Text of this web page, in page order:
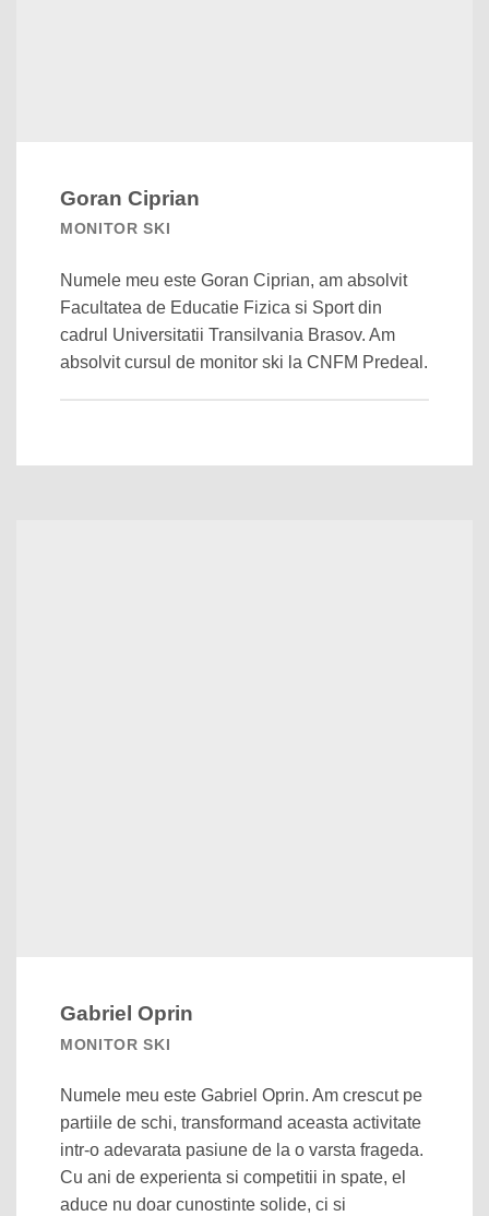
Goran Ciprian
MONITOR SKI
Numele meu este Goran Ciprian, am absolvit
Facultatea de Educatie Fizica si Sport din
cadrul Universitatii Transilvania Brasov. Am
absolvit cursul de monitor ski la CNFM Predeal.
Gabriel Oprin
MONITOR SKI
Numele meu este Gabriel Oprin. Am crescut pe
partiile de schi, transformand aceasta activitate
intr-o adevarata pasiune de la o varsta frageda.
Cu ani de experienta si competitii in spate, el
aduce nu doar cunostinte solide, ci si